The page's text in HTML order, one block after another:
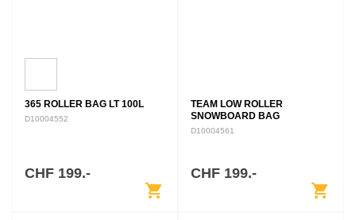
365 ROLLER BAG LT 100L
D10004552
CHF 199.-
shopping_cart
TEAM LOW ROLLER
SNOWBOARD BAG
D10004561
CHF 199.-
shopping_cart